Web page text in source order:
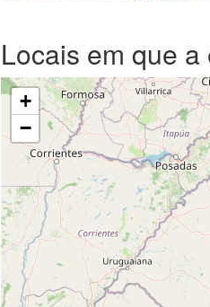
Locais em que
+
−